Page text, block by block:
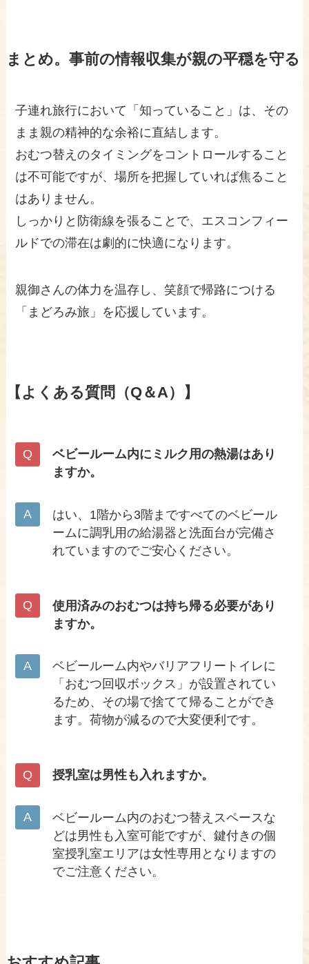
まとめ。事前の情報収集が親の平穏を守る
子連れ旅行において「知っていること」は、その
まま親の精神的な余裕に直結します。
おむつ替えのタイミングをコントロールすること
は不可能ですが、場所を把握していれば焦ること
はありません。
しっかりと防衛線を張ることで、エスコンフィー
ルドでの滞在は劇的に快適になります。
親御さんの体力を温存し、笑顔で帰路につける
「まどろみ旅」を応援しています。
【よくある質問（Q＆A）】
ベビールーム内にミルク用の熱湯はあり
ますか。
はい、1階から3階まですべてのベビール
ームに調乳用の給湯器と洗面台が完備さ
れていますのでご安心ください。
使用済みのおむつは持ち帰る必要があり
ますか。
ベビールーム内やバリアフリートイレに
「おむつ回収ボックス」が設置されてい
るため、その場で捨てて帰ることができ
ます。荷物が減るので大変便利です。
授乳室は男性も入れますか。
ベビールーム内のおむつ替えスペースな
どは男性も入室可能ですが、鍵付きの個
室授乳室エリアは女性専用となりますの
でご注意ください。